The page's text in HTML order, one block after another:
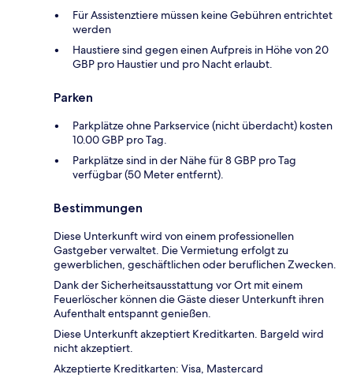
Für Assistenztiere müssen keine Gebühren entrichtet
werden
Haustiere sind gegen einen Aufpreis in Höhe von 20
GBP pro Haustier und pro Nacht erlaubt.
Parken
Parkplätze ohne Parkservice (nicht überdacht) kosten
10.00 GBP pro Tag.
Parkplätze sind in der Nähe für 8 GBP pro Tag
verfügbar (50 Meter entfernt).
Bestimmungen
Diese Unterkunft wird von einem professionellen
Gastgeber verwaltet. Die Vermietung erfolgt zu
gewerblichen, geschäftlichen oder beruflichen Zwecken.
Dank der Sicherheitsausstattung vor Ort mit einem
Feuerlöscher können die Gäste dieser Unterkunft ihren
Aufenthalt entspannt genießen.
Diese Unterkunft akzeptiert Kreditkarten. Bargeld wird
nicht akzeptiert.
Akzeptierte Kreditkarten: Visa, Mastercard